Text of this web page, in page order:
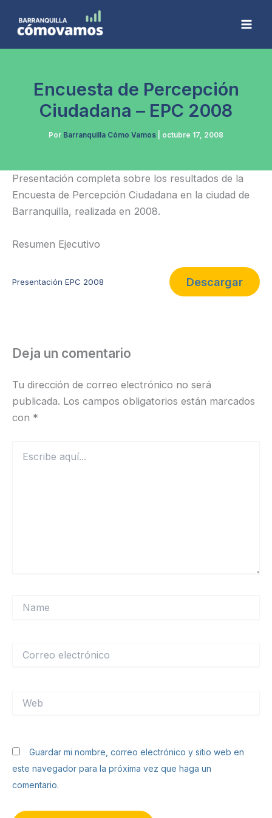
Encuesta de Percepción
Ciudadana – EPC 2008
Por Barranquilla Cómo Vamos octubre 17, 2008
Presentación completa sobre los resultados de la
Encuesta de Percepción Ciudadana en la ciudad de
Barranquilla, realizada en 2008.
Resumen Ejecutivo
Presentación EPC 2008 Descargar
Deja un comentario
Tu dirección de correo electrónico no será
publicada. Los campos obligatorios están marcados
con *
aquí...
electrónico
Guardar mi nombre, correo electrónico y sitio web en
este navegador para la próxima vez que haga un
comentario.